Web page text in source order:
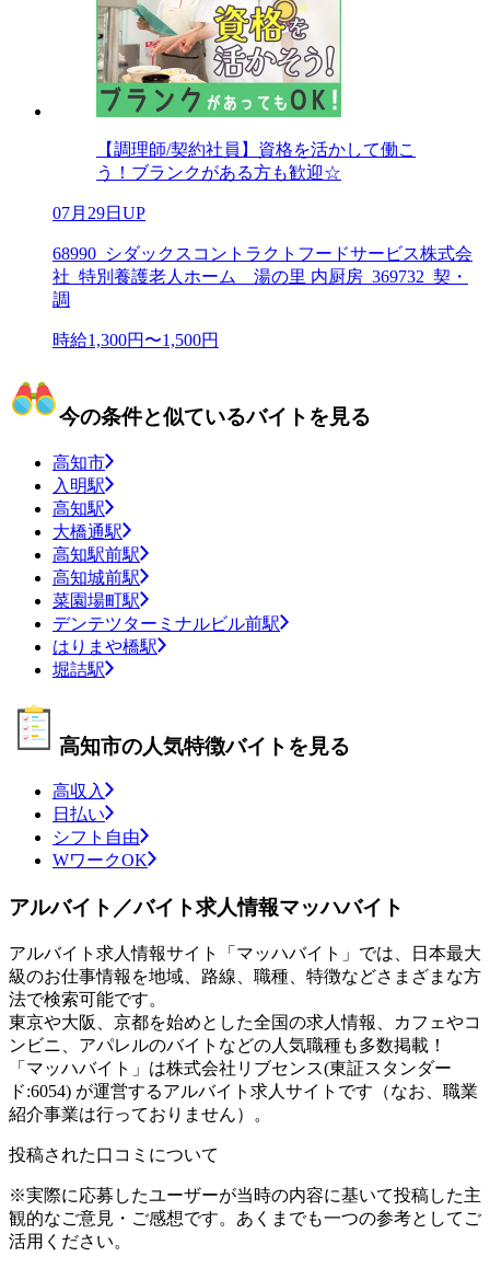
【調理師/契約社員】資格を活かして働こ
う！ブランクがある方も歓迎☆
07月29日UP
68990_シダックスコントラクトフードサービス株式会
社_特別養護老人ホーム 湯の里 内厨房_369732_契・
調
時給1,300円〜1,500円
今の条件と似ているバイトを見る
高知市
入明駅
高知駅
大橋通駅
高知駅前駅
高知城前駅
菜園場町駅
デンテツターミナルビル前駅
はりまや橋駅
堀詰駅
高知市の人気特徴バイトを見る
高収入
日払い
シフト自由
WワークOK
アルバイト／バイト求人情報マッハバイト
アルバイト求人情報サイト「マッハバイト」では、日本最大
級のお仕事情報を地域、路線、職種、特徴などさまざまな方
法で検索可能です。
東京や大阪、京都を始めとした全国の求人情報、カフェやコ
ンビニ、アパレルのバイトなどの人気職種も多数掲載！
「マッハバイト」は株式会社リブセンス(東証スタンダー
ド:6054) が運営するアルバイト求人サイトです（なお、職業
紹介事業は行っておりません）。
投稿された口コミについて
※実際に応募したユーザーが当時の内容に基いて投稿した主
観的なご意見・ご感想です。あくまでも一つの参考としてご
活用ください。